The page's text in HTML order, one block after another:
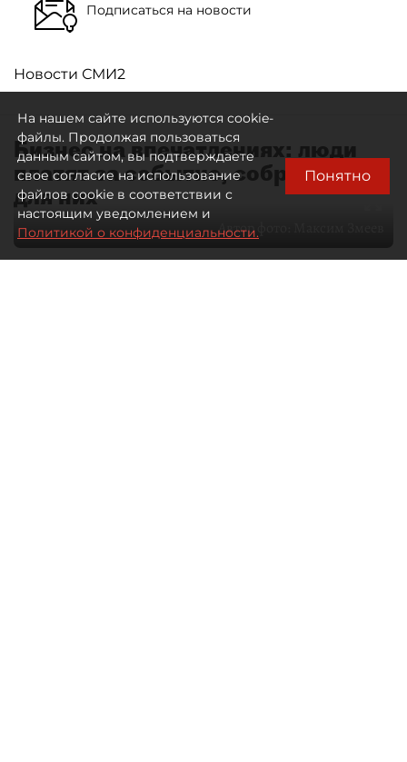
Подписаться на новости
Новости СМИ2
Бизнес на впечатлениях: люди
платят за событие, собранное
для них
Автор фото:
На нашем сайте используются cookie-
файлы. Продолжая пользоваться
данным сайтом, вы подтверждаете
свое согласие на использование
файлов cookie в соответствии с
настоящим уведомлением и
Политикой о конфиденциальности.
Понятно